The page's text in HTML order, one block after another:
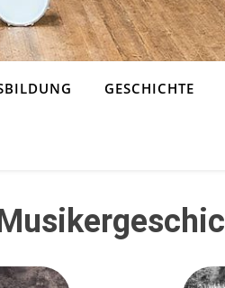
GESCHICHTE